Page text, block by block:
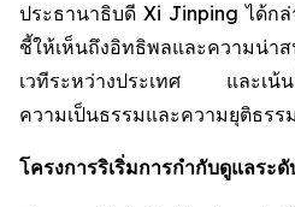
ประธานาธิบดี Xi Jinping ได้ก
ชี้ให้เห็นถึงอิทธิพลและความน่า
เวทีระหว่างประเทศ และเน้น
ความเป็นธรรมและความยุติธรร
โครงการริเริ่มการกำกับดูแลระ